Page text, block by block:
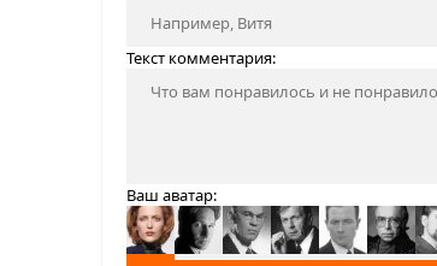
Текст комментария:
Ваш аватар: